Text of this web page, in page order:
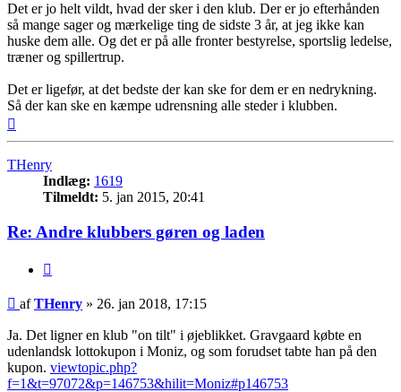
Det er jo helt vildt, hvad der sker i den klub. Der er jo efterhånden
så mange sager og mærkelige ting de sidste 3 år, at jeg ikke kan
huske dem alle. Og det er på alle fronter bestyrelse, sportslig ledelse,
træner og spillertrup.
Det er ligefør, at det bedste der kan ske for dem er en nedrykning.
Så der kan ske en kæmpe udrensning alle steder i klubben.
THenry
Indlæg: 1619
Tilmeldt: 5. jan 2015, 20:41
Re: Andre klubbers gøren og laden
Indlæg
afTHenry » 26. jan 2018, 17:15
Ja. Det ligner en klub "on tilt" i øjeblikket. Gravgaard købte en
udenlandsk lottokupon i Moniz, og som forudset tabte han på den
kupon. viewtopic.php?
f=1&t=97072&p=146753&hilit=Moniz#p146753